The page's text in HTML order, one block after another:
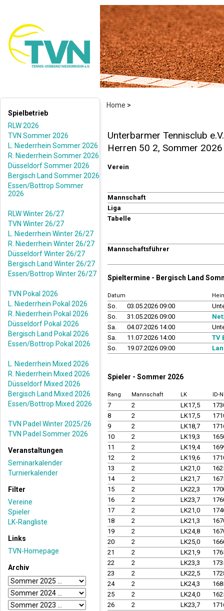
Home >
Spielbetrieb
RLW 2026
TVN Sommer 2026
L. Niederrhein Sommer 2026
R. Niederrhein Sommer 2026
Düsseldorf Sommer 2026
Bergisch Land Sommer 2026
Essen/Bottrop Sommer
2026
RLW Winter 26/27
TVN Winter 26/27
L. Niederrhein Winter 26/27
R. Niederrhein Winter 26/27
Düsseldorf Winter 26/27
Bergisch Land Winter 26/27
Essen/Bottrop Winter 26/27
TVN Pokal 2026
L. Niederrhein Pokal 2026
R. Niederrhein Pokal 2026
Düsseldorf Pokal 2026
Bergisch Land Pokal 2026
Essen/Bottrop Pokal 2026
L. Niederrhein Mixed 2026
R. Niederrhein Mixed 2026
Düsseldorf Mixed 2026
Bergisch Land Mixed 2026
Essen/Bottrop Mixed 2026
TVN Padel Winter 2025/26
TVN Padel Sommer 2026
Veranstaltungen
Seminarkalender
Turnierkalender
Filter
Vereine
Spieler
LK-Rangliste
Links
TVN-Homepage
Archiv
Unterbarmer Tennisclub
Herren 50 2, Sommer 2026
Verein
Mannschaft
Liga
Tabelle
Mannschaftsführer
Spieltermine - Bergisch Land
Datum
So. 03.05.2026 09:00
So.
31.05.2026 09:00
Sa.
04.07.2026 14:00
Sa.
11.07.2026 14:00
TV
So.
19.07.2026 09:00
Spieler - Sommer 2026
Rang Mannschaft LK ID-
7 2 LK17,5
8
2 LK17,5
9
2 LK18,7
10
2 LK19,3
11
2 LK19,4
12
2 LK19,6
13
2 LK21,0
14
2 LK21,7
15
2 LK22,3
16
2 LK23,7
17
2 LK21,0
18
2 LK21,3
19
2 LK24,8
20
2 LK25,0
21
2 LK21,9
22
2 LK23,3
23
2 LK22,5
24
2 LK24,3
25
2 LK24,0
26
2 LK23,7